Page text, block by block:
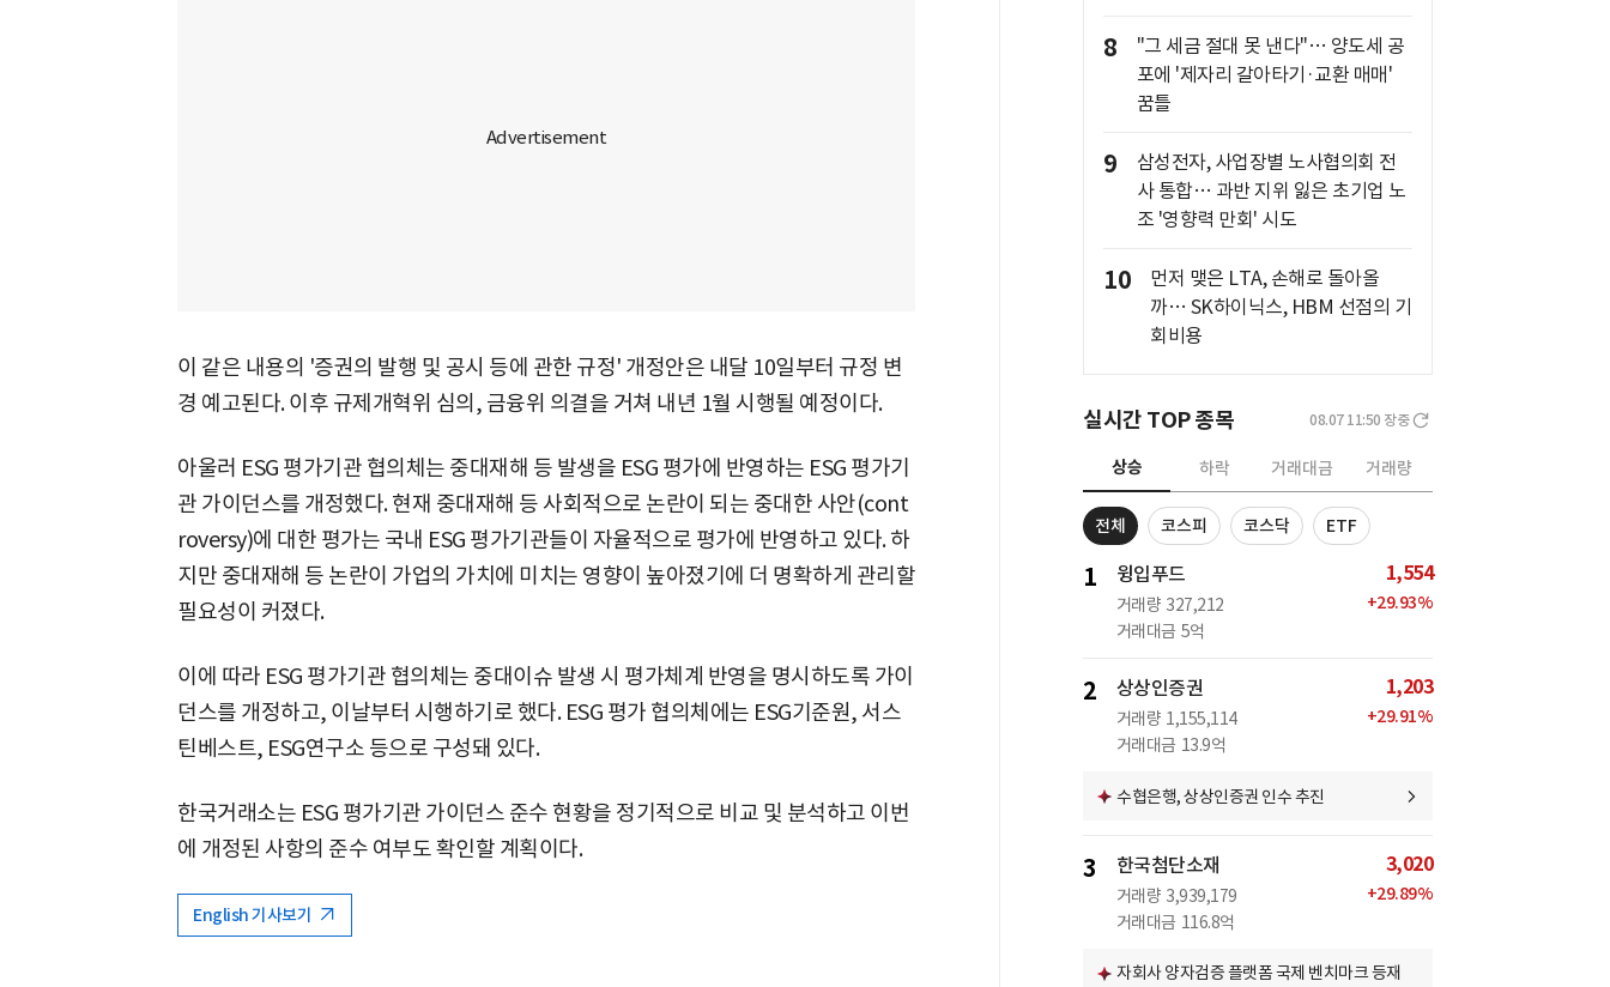
이 같은 내용의 '증권의 발행 및 공시 등에 관한 규정' 개정안은 내달 10일부터 규정 변
경 예고된다. 이후 규제개혁위 심의, 금융위 의결을 거쳐 내년 1월 시행될 예정이다.
아울러 ESG 평가기관 협의체는 중대재해 등 발생을 ESG 평가에 반영하는 ESG 평가기
관 가이던스를 개정했다. 현재 중대재해 등 사회적으로 논란이 되는 중대한 사안(cont
roversy)에 대한 평가는 국내 ESG 평가기관들이 자율적으로 평가에 반영하고 있다. 하
지만 중대재해 등 논란이 가업의 가치에 미치는 영향이 높아졌기에 더 명확하게 관리할
필요성이 커졌다.
이에 따라 ESG 평가기관 협의체는 중대이슈 발생 시 평가체계 반영을 명시하도록 가이
던스를 개정하고, 이날부터 시행하기로 했다. ESG 평가 협의체에는 ESG기준원, 서스
틴베스트, ESG연구소 등으로 구성돼 있다.
한국거래소는 ESG 평가기관 가이던스 준수 현황을 정기적으로 비교 및 분석하고 이번
에 개정된 사항의 준수 여부도 확인할 계획이다.
English 기사보기
8
"그 세금 절대 못 낸다"… 양도세 공
포에 '제자리 갈아타기·교환 매매'
꿈틀
9
삼성전자, 사업장별 노사협의회 전
사 통합… 과반 지위 잃은 초기업 노
조 '영향력 만회' 시도
10
먼저 맺은 LTA, 손해로 돌아올
까… SK하이닉스, HBM 선점의 기
회비용
실시간 TOP 종목 08.07 11:50 장중
상승 하락 거래대금 거래량
전체 코스피 코스닥 ETF
1 윙입푸드
거래량 327,212
거래대금 5억
1,554
+29.93%
2 상상인증권
거래량 1,155,114
거래대금 13.9억
1,203
+29.91%
수협은행, 상상인증권 인수 추진
3 한국첨단소재
거래량 3,939,179
거래대금 116.8억
3,020
+29.89%
자회사 양자검증 플랫폼 국제 벤치마크 등재